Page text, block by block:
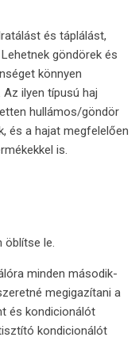
és táplálást,
göndörek és
könnyen
ilyen típusú haj
hullámos/göndör
és a hajat megfelelően
is.
öblítse le.
minden második-
megigazítani a
és kondicionálót
kondicionálót